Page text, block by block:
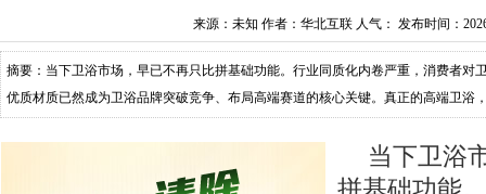
来源：未知 作者：华北互联 人气： 发布时间：
摘要：当下卫浴市场，早已不再只比拼基础功能。行业同质化内卷严重，消费者对
优质材质已然成为卫浴品牌突破竞争、布局高端赛道的核心关键。真正的高端卫浴
当下卫浴